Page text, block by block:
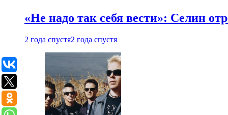
«Не надо так себя вести»: Селин
2 года спустя2 года спустя